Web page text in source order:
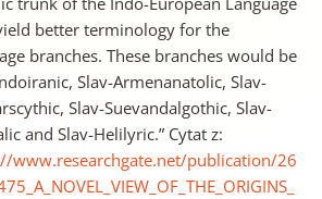
better terminology for the
branches. These branches would be
Slav-Armenanatolic, Slav-
Slav-Suevandalgothic, Slav-
and Slav-Helilyric.” Cytat z:
www.researchgate.net/publication/26